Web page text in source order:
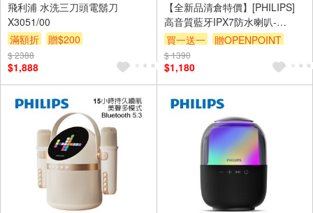
飛利浦 水洗三刀頭電鬍刀
X3051/00
滿額折
贈$200
$ 2388
$1,888
【全新品清倉特價】[PHILIPS]
高音質藍牙IPX7防水喇叭-
TAS1505B
買一送一 贈OPENPOINT
$ 1390
$1,180